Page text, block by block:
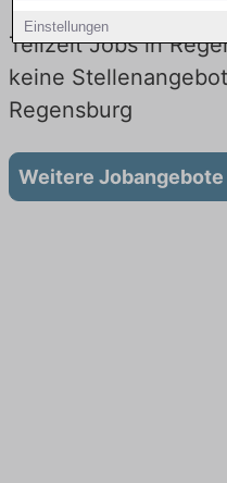
Einstellungen
Teilzeit Jobs in
keine
Regensburg
Weitere